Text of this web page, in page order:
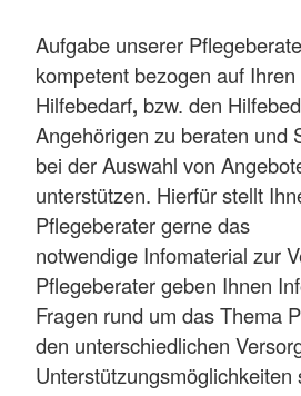
Aufgabe unserer
kompetent bezogen auf
Hilfebedarf, bzw. den
Angehörigen zu beraten und
bei der Auswahl von
unterstützen. Hierfür stellt
Pflegeberater gerne das
notwendige Infomaterial zur
Pflegeberater geben Ihnen
Fragen rund um das Thema
den unterschiedlichen
Unterstützungsmöglichkeiten